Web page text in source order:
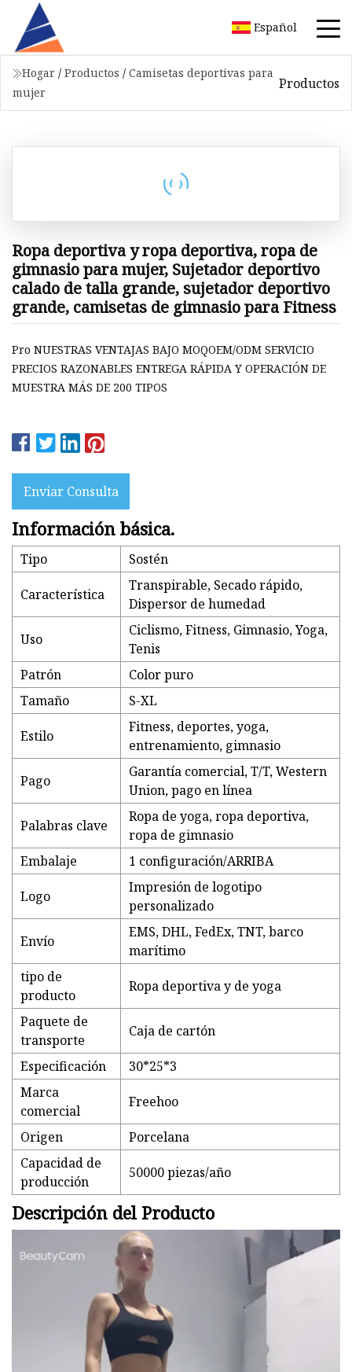
Español
Hogar / Productos / Camisetas deportivas para
mujer
Productos
Ropa deportiva y ropa deportiva, ropa de
gimnasio para mujer, Sujetador deportivo
calado de talla grande, sujetador deportivo
grande, camisetas de gimnasio para Fitness
Pro NUESTRAS VENTAJAS BAJO MOQOEM/ODM SERVICIO
PRECIOS RAZONABLES ENTREGA RÁPIDA Y OPERACIÓN DE
MUESTRA MÁS DE 200 TIPOS
Enviar Consulta
Información básica.
Tipo Sostén
Característica
Transpirable, Secado rápido,
Dispersor de humedad
Uso
Ciclismo, Fitness, Gimnasio, Yoga,
Tenis
Patrón
Color puro
Tamaño
S-XL
Estilo
Fitness, deportes, yoga,
entrenamiento, gimnasio
Pago
Garantía comercial, T/T, Western
Union, pago en línea
Palabras clave
Ropa de yoga, ropa deportiva,
ropa de gimnasio
Embalaje
1 configuración/ARRIBA
Logo
Impresión de logotipo
personalizado
Envío
EMS, DHL, FedEx, TNT, barco
marítimo
tipo de
producto
Ropa deportiva y de yoga
Paquete de
transporte
Caja de cartón
Especificación
30*25*3
Marca
comercial
Freehoo
Origen
Porcelana
Capacidad de
producción
50000 piezas/año
Descripción del Producto